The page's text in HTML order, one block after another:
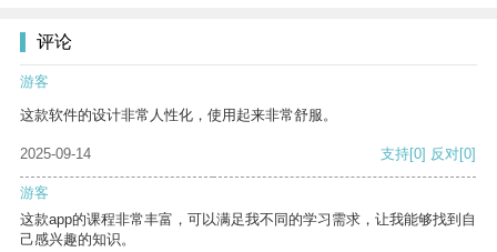
评论
游客
这款软件的设计非常人性化，使用起来非常舒服。
2025-09-14 支持[0] 反对[0]
游客
这款app的课程非常丰富，可以满足我不同的学习需求，让我能够找到自
己感兴趣的知识。